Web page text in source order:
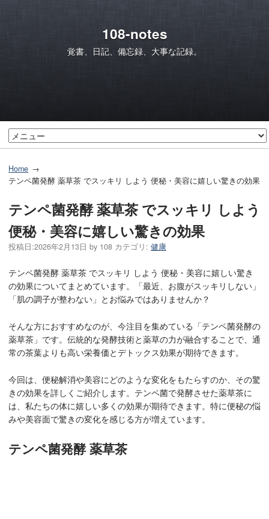
108-notes
覚書、日記、備忘録、大事な記録。
Home
テンペ菌発酵 薬草茶 でスッキリ しよう 便秘・美容に嬉しい驚きの効果
テンペ菌発酵 薬草茶 でスッキリ しよう
便秘・美容に嬉しい驚きの効果
投稿日:2026年2月13日 by 108 カテゴリ: 健康
テンペ菌発酵 薬草茶 でスッキリ しよう 便秘・美容に嬉しい驚き
の効果についてまとめています。「最近、お腹がスッキリしない」
「肌の調子が整わない」とお悩みではありませんか？
そんな方におすすめなのが、今注目を集めている「テンペ菌発酵の
薬草茶」です。伝統的な発酵技術と薬草の力が融合することで、通
常の茶葉よりも高い栄養価とデトックス効果が期待できます。
今回は、便秘解消や美容にどのような変化をもたらすのか、その驚
きの効果を詳しくご紹介します。テンペ菌で発酵させた薬草茶に
は、私たちの体に嬉しい多くの効果が期待できます。特に便秘の悩
みや美容面で驚きの変化を感じる方が増えています。
テンペ菌発酵 薬草茶